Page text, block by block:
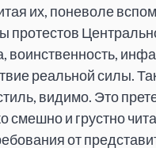
их, поневоле
протестов
воинственность,
реальной силы.
видимо. Это
смешно и грустно
от